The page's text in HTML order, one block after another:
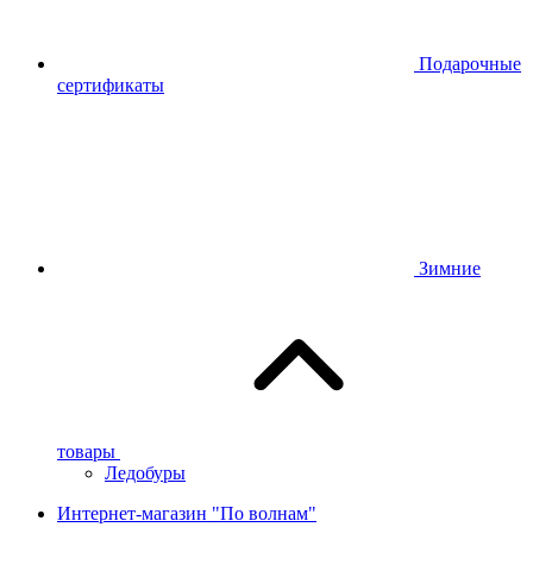
Подарочные
сертификаты
Зимние
товары
Ледобуры
Интернет-магазин "По волнам"